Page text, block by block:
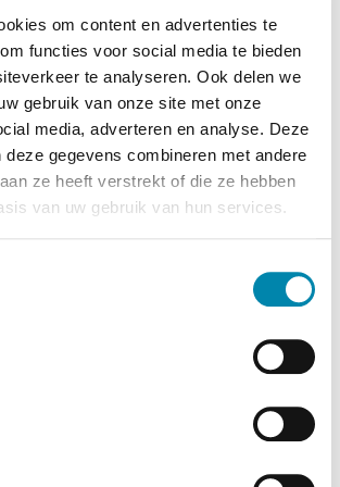
om content en advertenties te
functies voor social media te bieden
te analyseren. Ook delen we
gebruik van onze site met onze
media, adverteren en analyse. Deze
deze gegevens combineren met andere
ze heeft verstrekt of die ze hebben
van uw gebruik van hun services.
iets langer dan tanken. Bij een snellader
een halfuur weer tot 80% opgeladen.
wat langer, meestal laad je je MINI ’s
het werk op.
parkeerplek? Geen probleem. Vraag bij
een openbare laadpaal aan. Zo laad je
VRAGEN OVER